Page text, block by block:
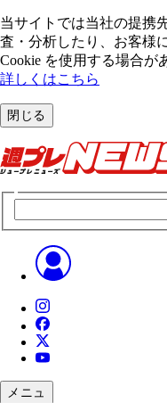
当サイトでは当社の提携
査・分析したり、お客様
Cookie を使⽤する場合が
詳しくはこちら
閉じる
メニュ